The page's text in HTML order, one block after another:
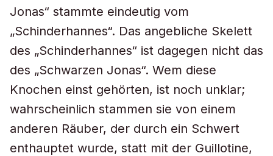
Jonas“ stammte eindeutig vom
„Schinderhannes“. Das angebliche Skelett
des „Schinderhannes“ ist dagegen nicht das
des „Schwarzen Jonas“. Wem diese
Knochen einst gehörten, ist noch unklar;
wahrscheinlich stammen sie von einem
anderen Räuber, der durch ein Schwert
enthauptet wurde, statt mit der Guillotine,